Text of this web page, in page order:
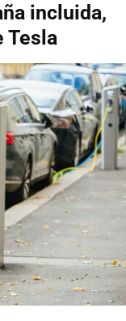
incluida,
Tesla